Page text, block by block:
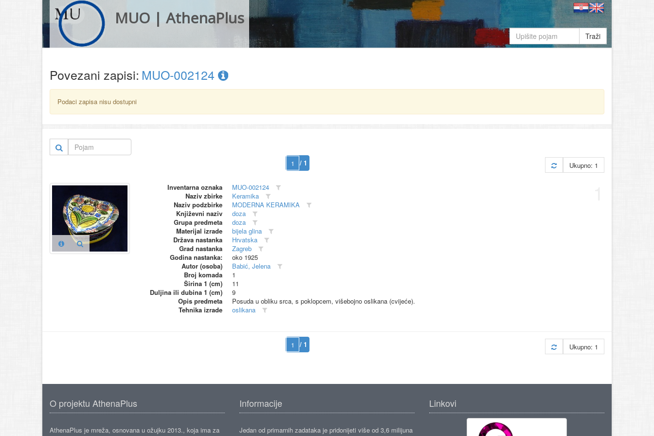
MUO | AthenaPlus
Traži
Povezani zapisi: MUO-002124
Podaci zapisa nisu dostupni
/ 1 Ukupno: 1
Inventarna oznaka
MUO-002124
Naziv zbirke
Keramika
Naziv podzbirke
MODERNA KERAMIKA
Književni naziv
doza
Grupa predmeta
doza
Materijal izrade
bijela glina
Država nastanka
Hrvatska
Grad nastanka
Zagreb
Godina nastanka:
oko 1925
Autor (osoba)
Babić, Jelena
Broj komada
1
Širina 1 (cm)
11
Duljina ili dubina 1 (cm)
9
Opis predmeta
Posuda u obliku srca, s poklopcem, višebojno oslikana (cvijeće).
Tehnika izrade
oslikana
/ 1 Ukupno: 1
O projektu AthenaPlus
AthenaPlus je mreža, osnovana u ožujku 2013., koja ima za
Informacije
Jedan od primarnih zadataka je pridonijeti više od 3,6 milijuna
Linkovi